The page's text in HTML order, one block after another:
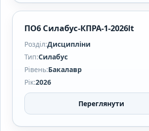
ПО6 Силабус-КПРА-1-2026lt
Розділ:Дисципліни
Тип:Силабус
Рівень:Бакалавр
Рік:2026
Переглянути